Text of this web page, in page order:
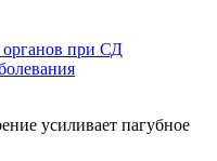
органов при СД
усиливает пагубное